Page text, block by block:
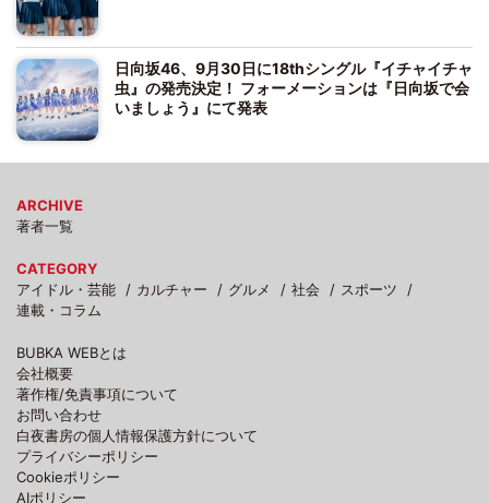
日向坂46、9月30日に18thシングル『イチャイチャ
虫』の発売決定！ フォーメーションは『日向坂で会
いましょう』にて発表
ARCHIVE
著者一覧
CATEGORY
アイドル・芸能
カルチャー グルメ 社会
スポーツ
連載・コラム
BUBKA WEBとは
会社概要
著作権/免責事項について
お問い合わせ
白夜書房の個人情報保護方針について
プライバシーポリシー
Cookieポリシー
AIポリシー